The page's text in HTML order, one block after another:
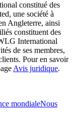
constitué des
une société à
Angleterre, ainsi
constituent des
International
de ses membres,
Pour en savoir
Avis juridique.
mondialeNous